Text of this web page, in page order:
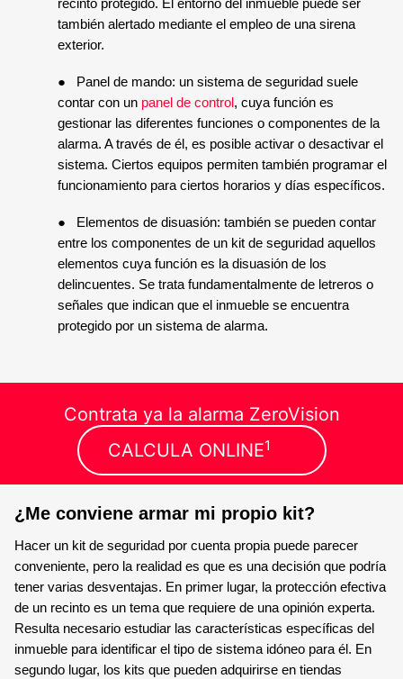
recinto protegido. El entorno del inmueble puede ser
también alertado mediante el empleo de una sirena
exterior.
●
Panel de mando: un sistema de seguridad suele
contar con un panel de control , cuya función es
gestionar las diferentes funciones o componentes de la
alarma. A través de él, es posible activar o desactivar el
sistema. Ciertos equipos permiten también programar el
funcionamiento para ciertos horarios y días específicos.
●
Elementos de disuasión: también se pueden contar
entre los componentes de un kit de seguridad aquellos
elementos cuya función es la disuasión de los
delincuentes. Se trata fundamentalmente de letreros o
señales que indican que el inmueble se encuentra
protegido por un sistema de alarma.
Contrata ya la alarma ZeroVision
CALCULA ONLINE1
¿Me conviene armar mi propio kit?
Hacer un kit de seguridad por cuenta propia puede parecer
conveniente, pero la realidad es que es una decisión que podría
tener varias desventajas. En primer lugar, la protección efectiva
de un recinto es un tema que requiere de una opinión experta.
Resulta necesario estudiar las características específicas del
inmueble para identificar el tipo de sistema idóneo para él. En
segundo lugar, los kits que pueden adquirirse en tiendas